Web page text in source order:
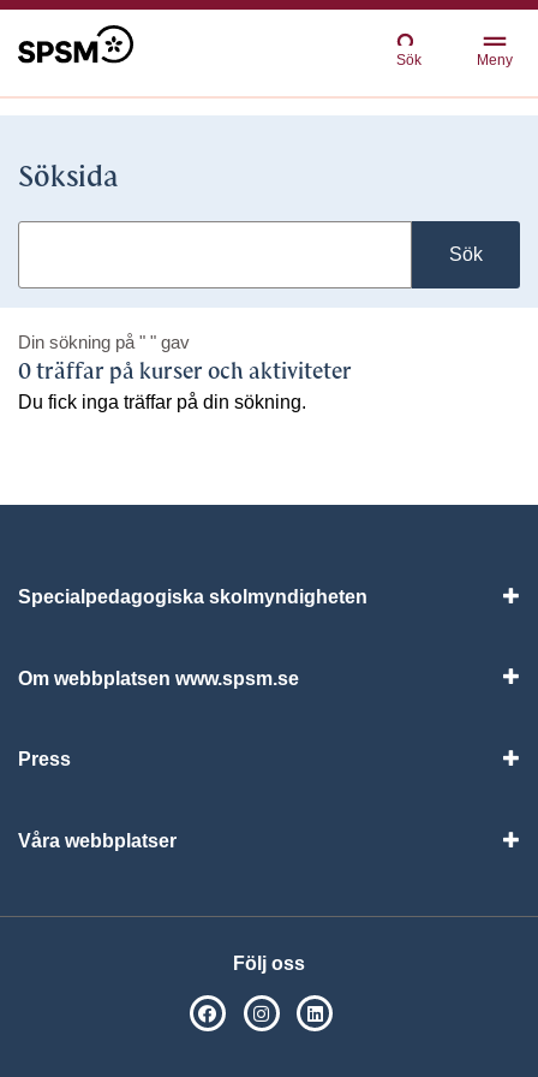
Sök Meny
Söksida
Sök
Din sökning på " " gav
0 träffar på kurser och aktiviteter
Du fick inga träffar på din sökning.
Specialpedagogiska skolmyndigheten
Om webbplatsen www.spsm.se
Press
Våra webbplatser
Följ oss
SPSM på Facebook
SPSM på Instagram